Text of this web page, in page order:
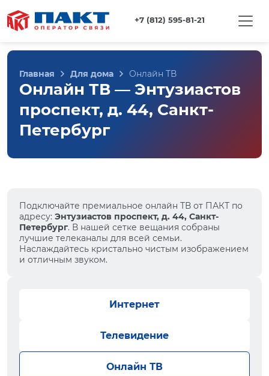
+7 (812) 595-81-21
Главная Для дома Онлайн ТВ
Онлайн ТВ — Энтузиастов
проспект, д. 44, Санкт-
Петербург
Подключайте премиальное онлайн ТВ от ПАКТ по
адресу: Энтузиастов проспект, д. 44, Санкт-
Петербург. В нашей сетке вещания собраны
лучшие телеканалы для всей семьи.
Наслаждайтесь кристально чистым изображением
и отличным звуком.
Интернет
Телевидение
Онлайн ТВ